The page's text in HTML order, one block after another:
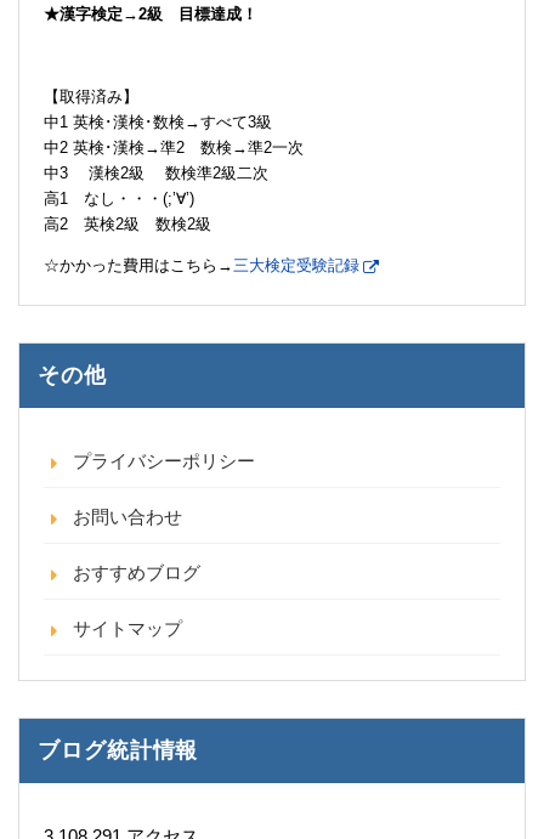
★漢字検定→2級 目標達成！
【取得済み】
中1 英検･漢検･数検→すべて3級
中2 英検･漢検→準2 数検→準2一次
中3 漢検2級 数検準2級二次
高1 なし・・・(;’∀’)
高2 英検2級 数検2級
☆かかった費用はこちら→三大検定受験記録
その他
プライバシーポリシー
お問い合わせ
おすすめブログ
サイトマップ
ブログ統計情報